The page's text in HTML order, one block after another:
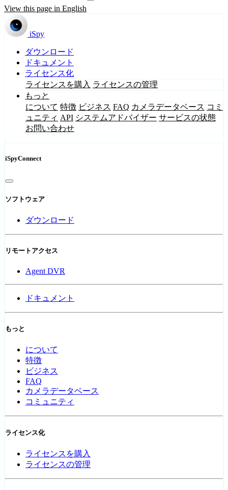
View this page in English
iSpy
ダウンロード
ドキュメント
ライセンス化
ライセンスを購入 ライセンスの管理
もっと
について 特徴 ビジネス FAQ カメラデータベース コミ
ュニティ API システムアドバイザー サービスの状態
お問い合わせ
iSpyConnect
ソフトウェア
ダウンロード
リモートアクセス
Agent DVR
ドキュメント
もっと
について
特徴
ビジネス
FAQ
カメラデータベース
コミュニティ
ライセンス化
ライセンスを購入
ライセンスの管理